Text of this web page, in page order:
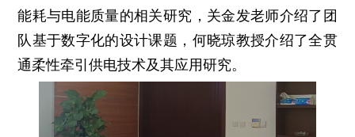
能耗与电能质量的相关研究，关金发老师介绍了团
队基于数字化的设计课题，何晓琼教授介绍了全贯
通柔性牵引供电技术及其应用研究。